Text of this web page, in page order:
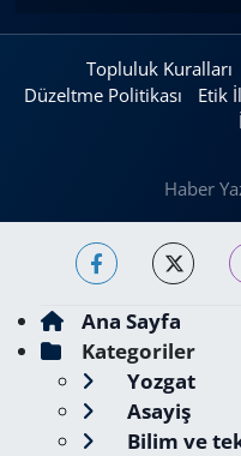
Topluluk Kuralları
Düzeltme Politikası
Etik
Haber
Ana Sayfa
Kategoriler
Yozgat
Asayiş
Bilim ve